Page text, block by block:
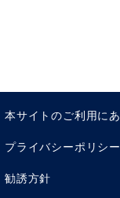
ています。
本サイトのご利用に
プライバシーポリシー
勧誘方針